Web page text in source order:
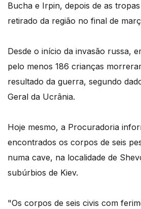
Bucha e Irpin, depois de as
retirado da região no final de
Desde o início da invasão russa,
pelo menos 186 crianças
resultado da guerra, segundo
Geral da Ucrânia.
Hoje mesmo, a Procuradoria
encontrados os corpos de seis
numa cave, na localidade de
subúrbios de Kiev.
"Os corpos de seis civis com